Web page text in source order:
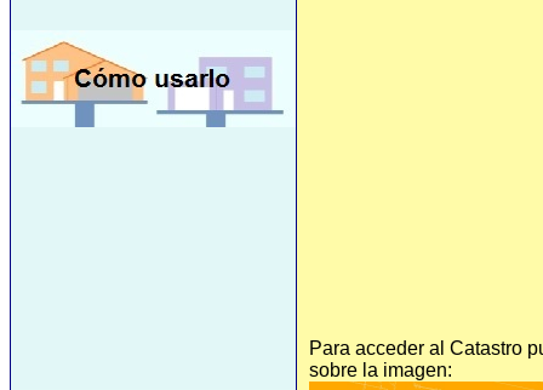
Para acceder al Catastro
sobre la imagen: